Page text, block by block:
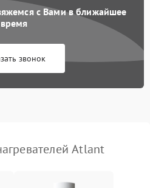
с Вами в ближайшее
время
звонок
Atlant